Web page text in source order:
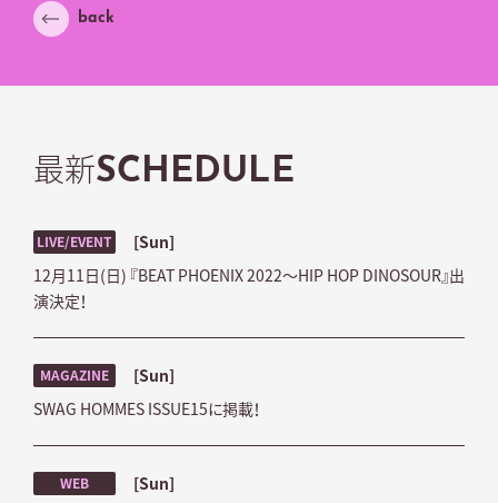
back
最新SCHEDULE
LIVE/EVENT
[Sun]
12月11日(日) 『BEAT PHOENIX 2022～HIP HOP DINOSOUR』出
演決定！
MAGAZINE
[Sun]
SWAG HOMMES ISSUE15に掲載！
WEB
[Sun]